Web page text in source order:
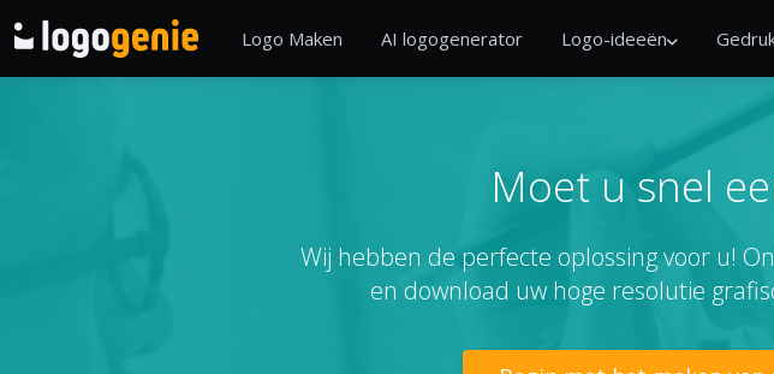
Logo Maken AI logogenerator Logo-ideeën
Moet u snel
Wij hebben de perfecte oplossing voor u!
en download uw hoge resolutie